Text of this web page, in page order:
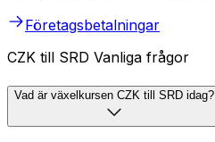
Företagsbetalningar
CZK till SRD Vanliga frågor
Vad är växelkursen CZK till SRD idag?